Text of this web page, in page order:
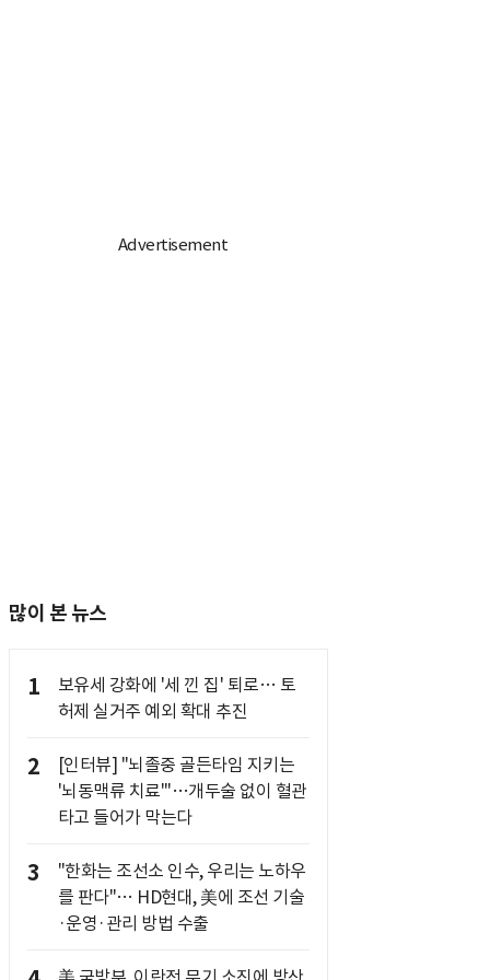
많이 본 뉴스
1
보유세 강화에 '세 낀 집' 퇴로… 토
허제 실거주 예외 확대 추진
2
[인터뷰] "뇌졸중 골든타임 지키는
'뇌동맥류 치료'"…개두술 없이 혈관
타고 들어가 막는다
3
"한화는 조선소 인수, 우리는 노하우
를 판다"… HD현대, 美에 조선 기술
·운영·관리 방법 수출